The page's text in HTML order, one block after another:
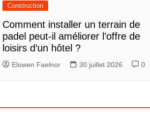
Construction
Comment installer un terrain de
padel peut-il améliorer l’offre de
loisirs d’un hôtel ?
Elowen Faelnor 30 juillet 2026 0